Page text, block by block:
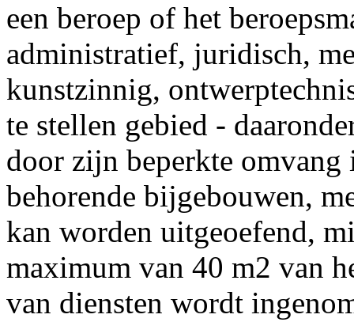
een beroep of het
administratief, juridisch,
kunstzinnig,
te stellen gebied -
door zijn beperkte
behorende bijgebouwen,
kan worden uitgeoefend,
maximum van 40 m2 van
van diensten wordt